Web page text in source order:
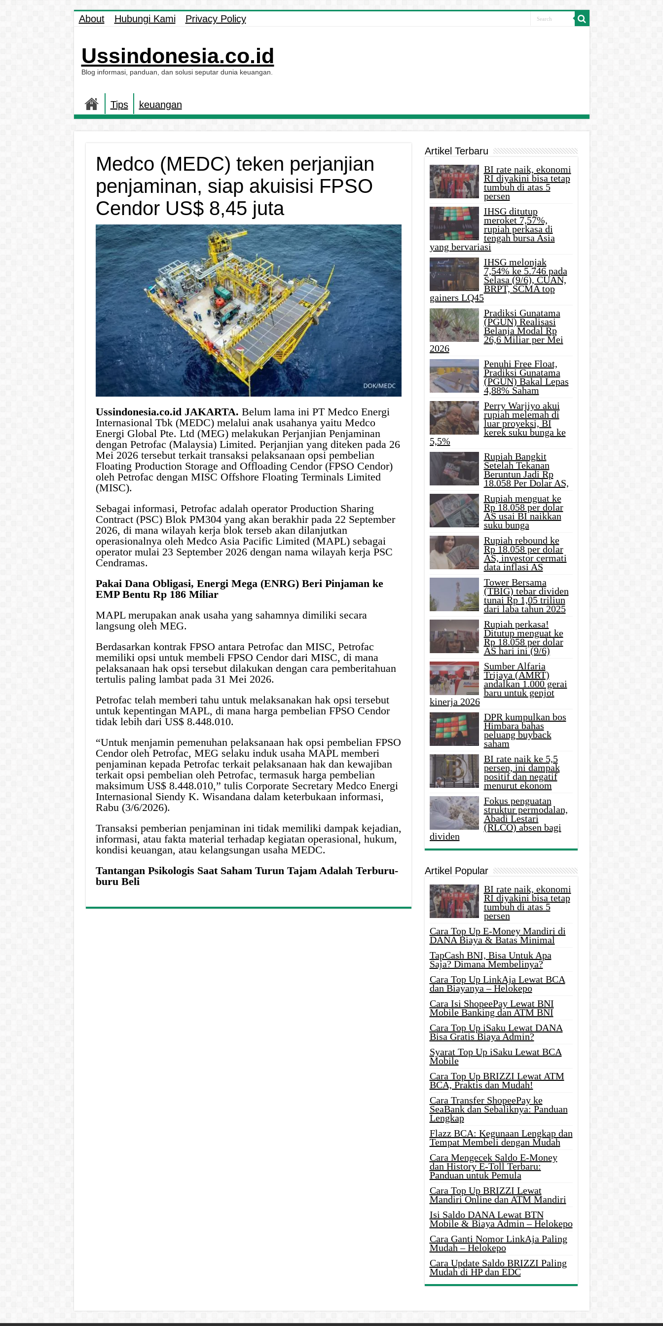
About Hubungi Kami Privacy Policy
Ussindonesia.co.id
Blog informasi, panduan, dan solusi seputar dunia keuangan.
Tips keuangan
Medco (MEDC) teken perjanjian
penjaminan, siap akuisisi FPSO
Cendor US$ 8,45 juta
Ussindonesia.co.id JAKARTA. Belum lama ini PT Medco Energi
Internasional Tbk (MEDC) melalui anak usahanya yaitu Medco
Energi Global Pte. Ltd (MEG) melakukan Perjanjian Penjaminan
dengan Petrofac (Malaysia) Limited. Perjanjian yang diteken pada 26
Mei 2026 tersebut terkait transaksi pelaksanaan opsi pembelian
Floating Production Storage and Offloading Cendor (FPSO Cendor)
oleh Petrofac dengan MISC Offshore Floating Terminals Limited
(MISC).
Sebagai informasi, Petrofac adalah operator Production Sharing
Contract (PSC) Blok PM304 yang akan berakhir pada 22 September
2026, di mana wilayah kerja blok terseb akan dilanjutkan
operasionalnya oleh Medco Asia Pacific Limited (MAPL) sebagai
operator mulai 23 September 2026 dengan nama wilayah kerja PSC
Cendramas.
Pakai Dana Obligasi, Energi Mega (ENRG) Beri Pinjaman ke
EMP Bentu Rp 186 Miliar
MAPL merupakan anak usaha yang sahamnya dimiliki secara
langsung oleh MEG.
Berdasarkan kontrak FPSO antara Petrofac dan MISC, Petrofac
memiliki opsi untuk membeli FPSO Cendor dari MISC, di mana
pelaksanaan hak opsi tersebut dilakukan dengan cara pemberitahuan
tertulis paling lambat pada 31 Mei 2026.
Petrofac telah memberi tahu untuk melaksanakan hak opsi tersebut
untuk kepentingan MAPL, di mana harga pembelian FPSO Cendor
tidak lebih dari US$ 8.448.010.
“Untuk menjamin pemenuhan pelaksanaan hak opsi pembelian FPSO
Cendor oleh Petrofac, MEG selaku induk usaha MAPL memberi
penjaminan kepada Petrofac terkait pelaksanaan hak dan kewajiban
terkait opsi pembelian oleh Petrofac, termasuk harga pembelian
maksimum US$ 8.448.010,” tulis Corporate Secretary Medco Energi
Internasional Siendy K. Wisandana dalam keterbukaan informasi,
Rabu (3/6/2026).
Transaksi pemberian penjaminan ini tidak memiliki dampak kejadian,
informasi, atau fakta material terhadap kegiatan operasional, hukum,
kondisi keuangan, atau kelangsungan usaha MEDC.
Tantangan Psikologis Saat Saham Turun Tajam Adalah Terburu-
buru Beli
Artikel Terbaru
BI rate naik, ekonomi
RI diyakini bisa tetap
tumbuh di atas 5
persen
IHSG ditutup
meroket 7,57%,
rupiah perkasa di
tengah bursa Asia
yang bervariasi
IHSG melonjak
7,54% ke 5.746 pada
Selasa (9/6), CUAN,
BRPT, SCMA top
gainers LQ45
Pradiksi Gunatama
(PGUN) Realisasi
Belanja Modal Rp
26,6 Miliar per Mei
2026
Penuhi Free Float,
Pradiksi Gunatama
(PGUN) Bakal Lepas
4,88% Saham
Perry Warjiyo akui
rupiah melemah di
luar proyeksi, BI
kerek suku bunga ke
5,5%
Rupiah Bangkit
Setelah Tekanan
Beruntun Jadi Rp
18.058 Per Dolar AS,
Rupiah menguat ke
Rp 18.058 per dolar
AS usai BI naikkan
suku bunga
Rupiah rebound ke
Rp 18.058 per dolar
AS, investor cermati
data inflasi AS
Tower Bersama
(TBIG) tebar dividen
tunai Rp 1,05 triliun
dari laba tahun 2025
Rupiah perkasa!
Ditutup menguat ke
Rp 18.058 per dolar
AS hari ini (9/6)
Sumber Alfaria
Trijaya (AMRT)
andalkan 1.000 gerai
baru untuk genjot
kinerja 2026
DPR kumpulkan bos
Himbara bahas
peluang buyback
saham
BI rate naik ke 5,5
persen, ini dampak
positif dan negatif
menurut ekonom
Fokus penguatan
struktur permodalan,
Abadi Lestari
(RLCO) absen bagi
dividen
Artikel Popular
BI rate naik, ekonomi
RI diyakini bisa tetap
tumbuh di atas 5
persen
Cara Top Up E-Money Mandiri di
DANA Biaya & Batas Minimal
TapCash BNI, Bisa Untuk Apa
Saja? Dimana Membelinya?
Cara Top Up LinkAja Lewat BCA
dan Biayanya – Helokepo
Cara Isi ShopeePay Lewat BNI
Mobile Banking dan ATM BNI
Cara Top Up iSaku Lewat DANA
Bisa Gratis Biaya Admin?
Syarat Top Up iSaku Lewat BCA
Mobile
Cara Top Up BRIZZI Lewat ATM
BCA, Praktis dan Mudah!
Cara Transfer ShopeePay ke
SeaBank dan Sebaliknya: Panduan
Lengkap
Flazz BCA: Kegunaan Lengkap dan
Tempat Membeli dengan Mudah
Cara Mengecek Saldo E-Money
dan History E-Toll Terbaru:
Panduan untuk Pemula
Cara Top Up BRIZZI Lewat
Mandiri Online dan ATM Mandiri
Isi Saldo DANA Lewat BTN
Mobile & Biaya Admin – Helokepo
Cara Ganti Nomor LinkAja Paling
Mudah – Helokepo
Cara Update Saldo BRIZZI Paling
Mudah di HP dan EDC